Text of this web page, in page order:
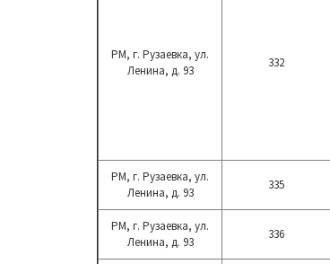
РМ, г. Рузаевка, ул.
Ленина, д. 93
332
РМ, г. Рузаевка, ул.
Ленина, д. 93
335
РМ, г. Рузаевка, ул.
Ленина, д. 93
336